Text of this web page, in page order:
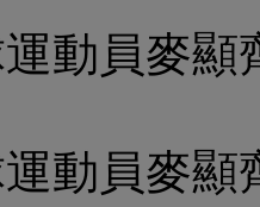
動員麥顯
動員麥顯